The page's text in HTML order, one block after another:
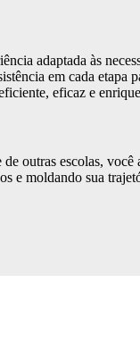
adaptada às
em cada etapa
eficaz e
outras escolas, você
e moldando sua